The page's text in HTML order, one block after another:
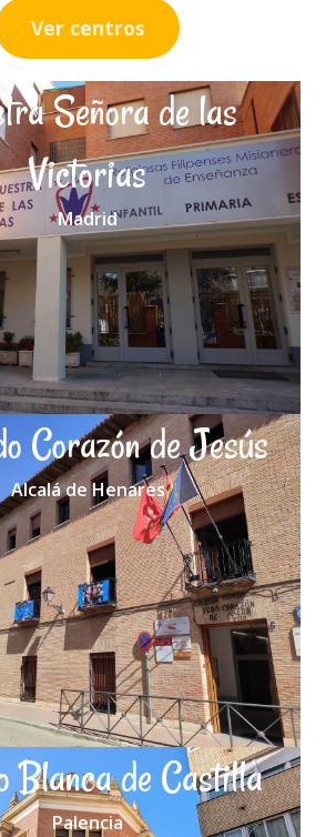
Ver centros
Señora de las
Victorias
Madrid
Corazón de Jesús
Alcalá de Henares
Blanca de Castilla
Palencia